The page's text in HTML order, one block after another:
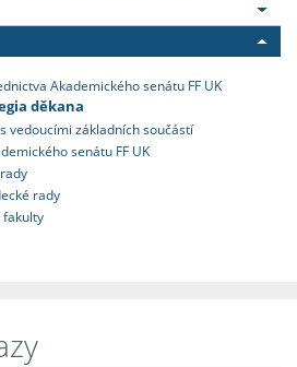
Akademického senátu FF UK
děkana
vedoucími základních součástí
senátu FF UK
rady
fakulty